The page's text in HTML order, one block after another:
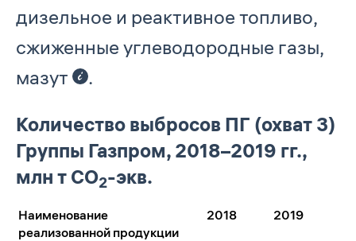
дизельное и реактивное топливо,
сжиженные углеводородные газы,
мазут
.
Количество выбросов ПГ (охват 3)
Группы Газпром, 2018–2019 гг.,
млн т СО2-экв.
Наименование
реализованной продукции
2018 2019